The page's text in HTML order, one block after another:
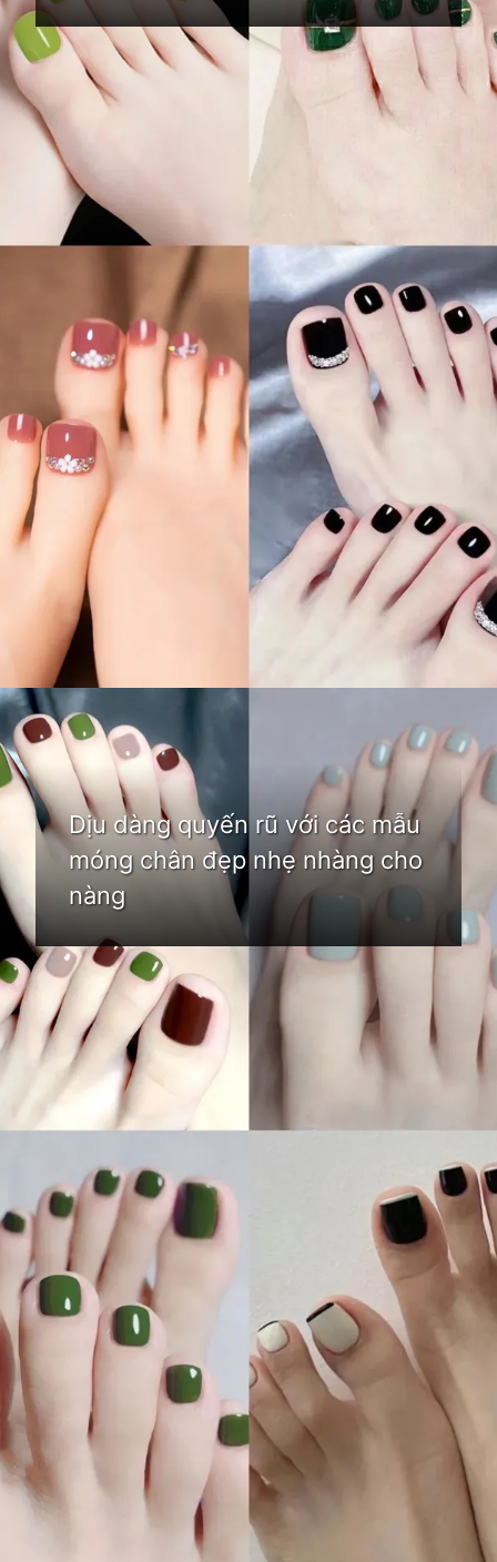
Đang mở
Dịu dàng quyến rũ với các mẫu
móng chân đẹp nhẹ nhàng cho
nàng